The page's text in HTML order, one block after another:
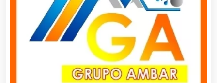
Asociaciones Civiles
Asociaciones Empresariales